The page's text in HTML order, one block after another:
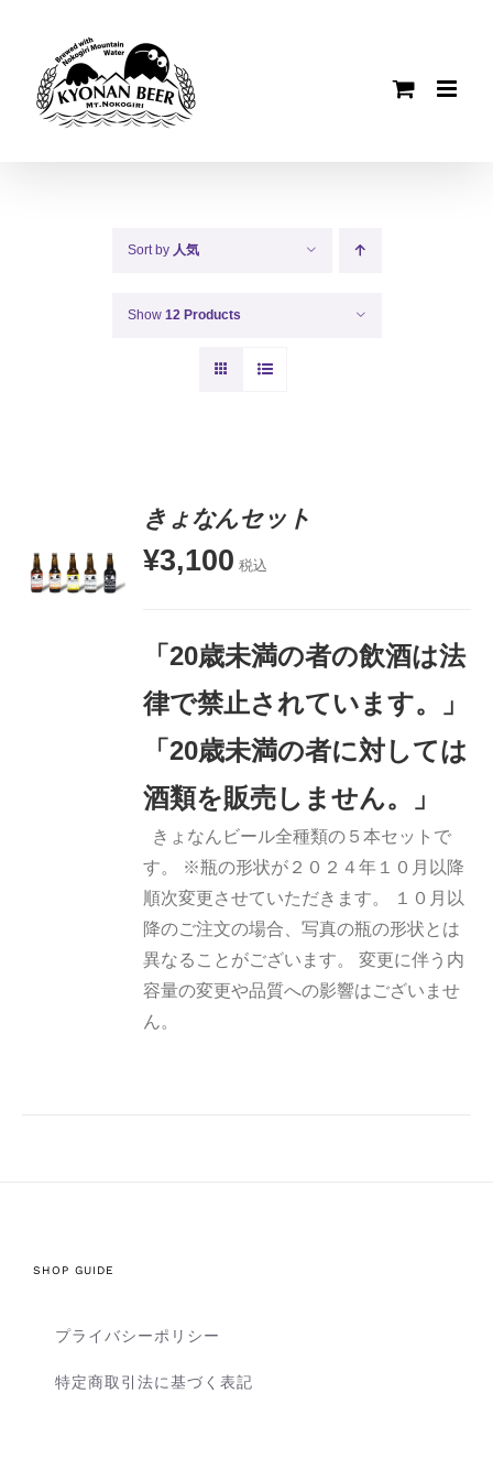
content
Sort by 人気
Show 12 Products
+
お買い物
きょなんセット
¥3,100 税込
「20歳未満の者の飲酒は法
律で禁止されています。」
「20歳未満の者に対しては
酒類を販売しません。」
きょなんビール全種類の５本セットで
す。 ※瓶の形状が２０２４年１０月以降
順次変更させていただきます。 １０月以
降のご注文の場合、写真の瓶の形状とは
異なることがございます。 変更に伴う内
容量の変更や品質への影響はございませ
ん。
SHOP GUIDE
プライバシーポリシー
特定商取引法に基づく表記